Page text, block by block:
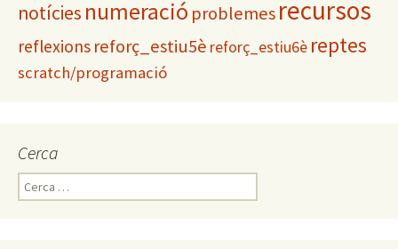
notícies numeració problemesrecursos
reflexions reforç_estiu5è reforç_estiu6è reptes
scratch/programació
Cerca
e